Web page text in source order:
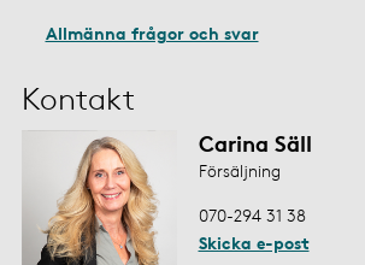
Allmänna frågor och svar
Kontakt
Carina Säll
Försäljning
070-294 31 38
Skicka e-post